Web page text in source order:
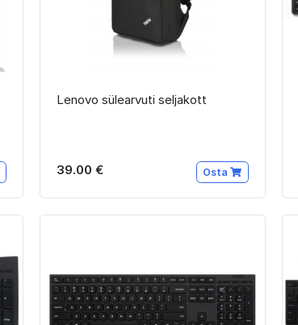
Lenovo sülearvuti seljakott
39.00 € Osta